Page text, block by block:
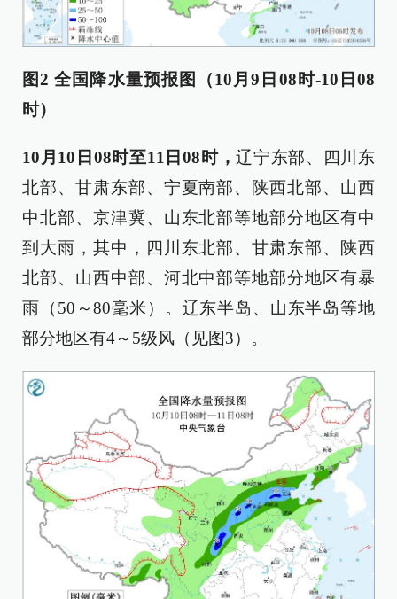
图2 全国降水量预报图（10月9日08时-10日08
时）
10月10日08时至11日08时，辽宁东部、四川东
北部、甘肃东部、宁夏南部、陕西北部、山西
中北部、京津冀、山东北部等地部分地区有中
到大雨，其中，四川东北部、甘肃东部、陕西
北部、山西中部、河北中部等地部分地区有暴
雨（50～80毫米）。辽东半岛、山东半岛等地
部分地区有4～5级风（见图3）。